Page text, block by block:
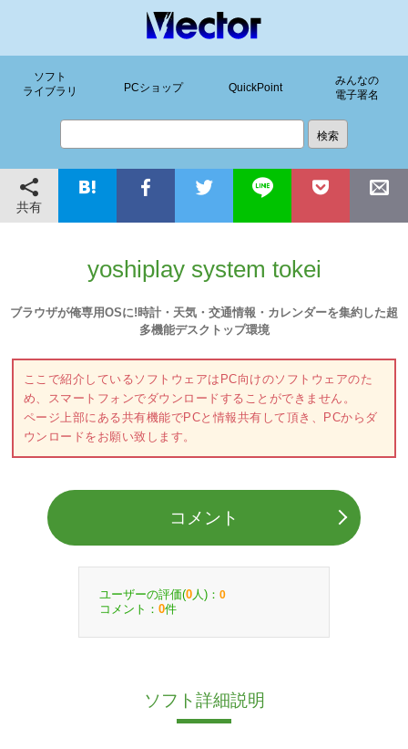
ソフト
ライブラリ
PCショップ QuickPoint
みんなの
電子署名
共有
yoshiplay system tokei
ブラウザが俺専用OSに!時計・天気・交通情報・カレンダーを集約した超
多機能デスクトップ環境
ここで紹介しているソフトウェアはPC向けのソフトウェアのた
め、スマートフォンでダウンロードすることができません。
ページ上部にある共有機能でPCと情報共有して頂き、PCからダ
ウンロードをお願い致します。
コメント
ユーザーの評価(0 人)： 0
コメント： 0件
ソフト詳細説明